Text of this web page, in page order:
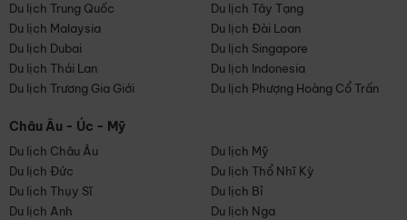
Du lịch Trung Quốc
Du lịch Tây Tạng
Du lịch Malaysia
Du lịch Đài Loan
Du lịch Dubai
Du lịch Singapore
Du lịch Thái Lan
Du lịch Indonesia
Du lịch Trương Gia Giới
Du lịch Phượng Hoàng Cổ Trấn
Châu Âu - Úc - Mỹ
Du lịch Châu Âu
Du lịch Mỹ
Du lịch Đức
Du lịch Thổ Nhĩ Kỳ
Du lịch Thụy Sĩ
Du lịch Bỉ
Du lịch Anh
Du lịch Nga